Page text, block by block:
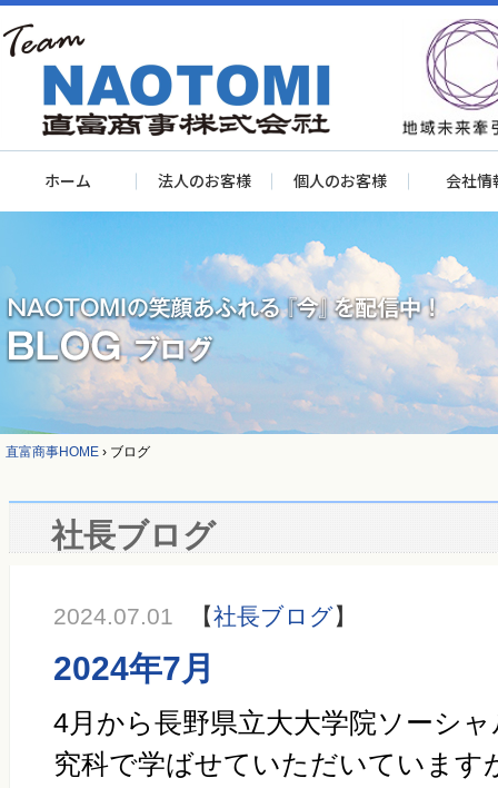
ホーム 法人のお客様 個人のお客様 会社情
直富商事HOME › ブログ
社長ブログ
2024.07.01 【社長ブログ】
2024年7月
4月から長野県立大大学院ソーシ
究科で学ばせていただいています